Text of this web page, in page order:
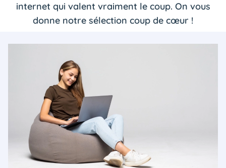
internet qui valent vraiment le coup. On vous
donne notre sélection coup de cœur !